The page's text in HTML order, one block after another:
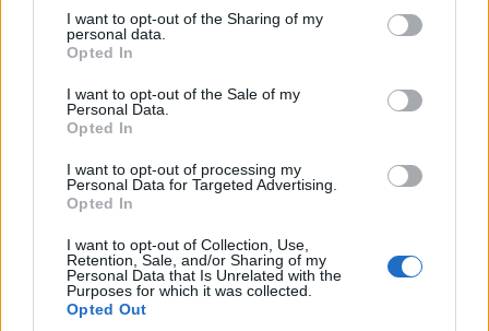
I want to opt-out of the Sharing of my
personal data.
Opted In
I want to opt-out of the Sale of my
Personal Data.
Opted In
I want to opt-out of processing my
Personal Data for Targeted Advertising.
Opted In
I want to opt-out of Collection, Use,
Retention, Sale, and/or Sharing of my
Personal Data that Is Unrelated with the
Purposes for which it was collected.
Opted Out
Il racconto choc di una donna spagnola. E scatta
l'allarme per le ragazze in strada: "Ho visto
diversi uomini che stavano abusando di una di
Redazione
7 Agosto 2026, 17:30